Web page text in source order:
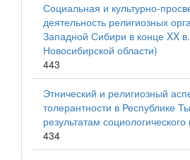
Социальная и культурно-
деятельность религиозных
Западной Сибири в конце XX
Новосибирской области)
443
Этнический и религиозный
толерантности в Республике
результатам
434